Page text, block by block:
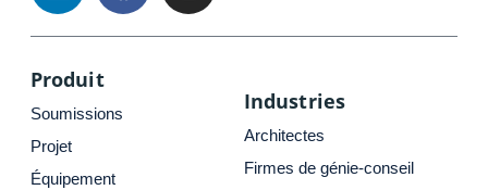
Produit
Soumissions
Projet
Équipement
Industries
Architectes
Firmes de génie-conseil